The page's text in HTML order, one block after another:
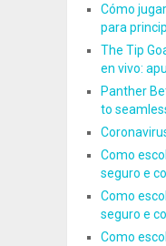
Cómo
para
The Tip
en vivo:
Panther
to
Como
seguro e
Como
seguro e
Como